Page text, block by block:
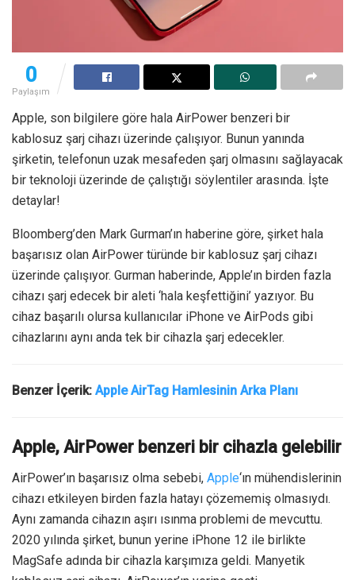
0
Paylaşım
Apple, son bilgilere göre hala AirPower benzeri bir
kablosuz şarj cihazı üzerinde çalışıyor. Bunun yanında
şirketin, telefonun uzak mesafeden şarj olmasını sağlayacak
bir teknoloji üzerinde de çalıştığı söylentiler arasında. İşte
detaylar!
Bloomberg’den Mark Gurman’ın haberine göre, şirket hala
başarısız olan AirPower türünde bir kablosuz şarj cihazı
üzerinde çalışıyor. Gurman haberinde, Apple’ın birden fazla
cihazı şarj edecek bir aleti ‘hala keşfettiğini’ yazıyor. Bu
cihaz başarılı olursa kullanıcılar iPhone ve AirPods gibi
cihazlarını aynı anda tek bir cihazla şarj edecekler.
Benzer İçerik: Apple AirTag Hamlesinin Arka Planı
Apple, AirPower benzeri bir cihazla gelebilir
AirPower’ın başarısız olma sebebi, Apple‘ın mühendislerinin
cihazı etkileyen birden fazla hatayı çözememiş olmasıydı.
Aynı zamanda cihazın aşırı ısınma problemi de mevcuttu.
2020 yılında şirket, bunun yerine iPhone 12 ile birlikte
MagSafe adında bir cihazla karşımıza geldi. Manyetik